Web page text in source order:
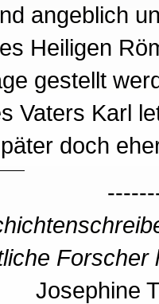
angeblich
Heiligen
gestellt
Vaters Karl
doch
Josephine